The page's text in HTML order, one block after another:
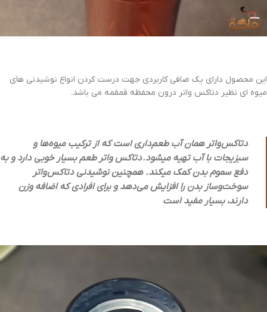
این محصول دارای یک صافی کاربردی جهت درست کردن انواع نوشیدنی های
میوه ای نظیر دتاکس واتر درون محفظه قمقمه می باشد.
دتاکس واتر همان آب طعم‌داری است که از ترکیب میوه‌ها و
سبزیجات با آب تهیه می‎شود. دتاکس واتر طعم بسیار خوبی دارد و به
دفع سموم بدن کمک می‎کند. همچنین نوشیدنی دتاکس واتر
سوخت‌وساز بدن را افزایش می‌دهد و برای افرادی که اضافه وزن
دارند، بسیار مفید است